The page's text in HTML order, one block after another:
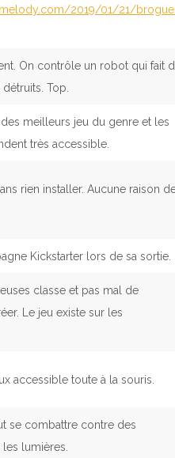
2019/01/21/
On contrôle un robot qui fait
Top.
meilleurs jeu du genre et les
très accessible.
rien installer. Aucune raison
Kickstarter lors de sa sortie.
classe et pas mal de
Le jeu existe sur les
accessible toute à la souris.
se combattre contre des
lumières.